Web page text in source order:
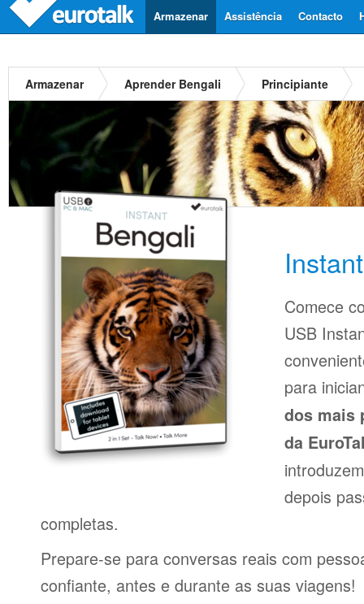
Contacto
Assistência
Armazenar
Armazenar Aprender Bengali Principiante
Comece
USB
para
dos mais
da
depois
completas.
Prepare-se para conversas reais com
confiante, antes e durante as suas viagens!